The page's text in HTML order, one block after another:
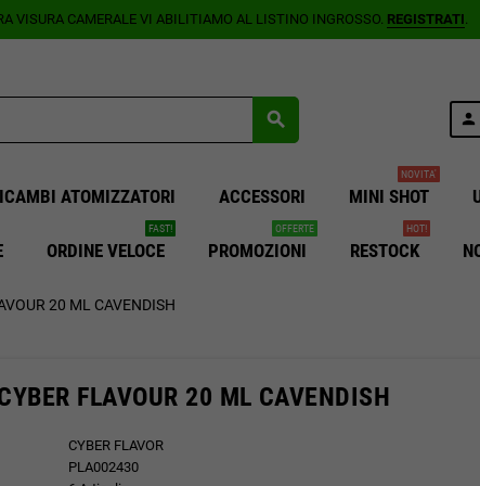
VISURA CAMERALE VI ABILITIAMO AL LISTINO INGROSSO. REGISTRATI.
search person
ATOMIZZATORI ACCESSORI MINI SHOT
NOVITA'
ORDINE VELOCE
FAST!
PROMOZIONI
OFFERTE
RESTOCK
HOT!
20 ML CAVENDISH
FLAVOUR 20 ML CAVENDISH
CYBER FLAVOR
PLA002430